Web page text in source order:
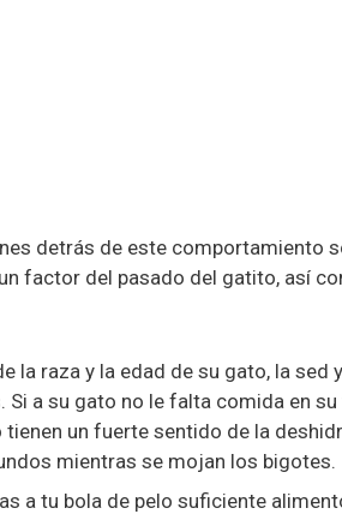
detrás de este comportamiento
factor del pasado del gatito, así
la raza y la edad de su gato, la
a su gato no le falta comida en
un fuerte sentido de la
mientras se mojan los bigotes.
a tu bola de pelo suficiente